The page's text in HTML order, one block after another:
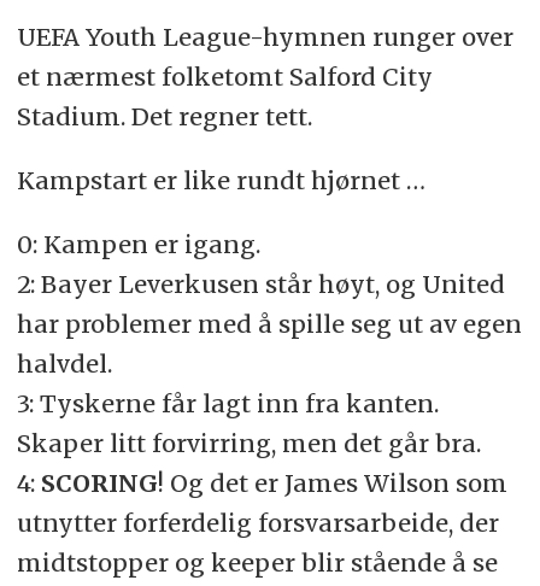
UEFA Youth League-hymnen runger over
et nærmest folketomt Salford City
Stadium. Det regner tett.
Kampstart er like rundt hjørnet …
0: Kampen er igang.
2: Bayer Leverkusen står høyt, og United
har problemer med å spille seg ut av egen
halvdel.
3: Tyskerne får lagt inn fra kanten.
Skaper litt forvirring, men det går bra.
4: SCORING! Og det er James Wilson som
utnytter forferdelig forsvarsarbeide, der
midtstopper og keeper blir stående å se